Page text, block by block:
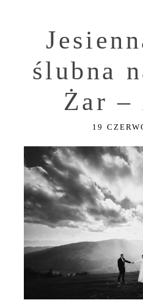
ślubna
Żar –
19